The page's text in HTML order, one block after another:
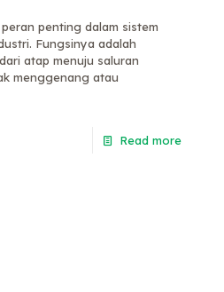
penting dalam sistem
Fungsinya adalah
atap menuju saluran
menggenang atau
Read more